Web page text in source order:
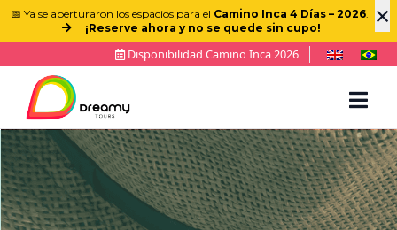
×
📅 Ya se aperturaron los espacios para el Camino Inca 4 Días – 2026.
¡Reserve ahora y no se quede sin cupo!
Disponibilidad Camino Inca 2026